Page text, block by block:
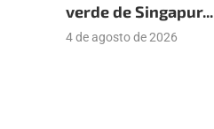
verde de Singapur...
4 de agosto de 2026